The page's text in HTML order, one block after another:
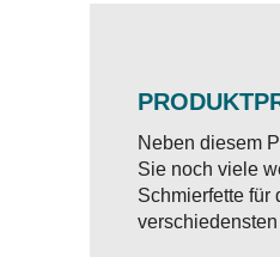
Neben diesem
Sie noch viele
Schmierfette für